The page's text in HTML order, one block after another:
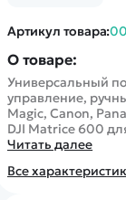
Артикул товара:
О товаре:
Универсальный
управление,
Magic, Canon,
DJI Matrice 600
Читать далее
Все
Каталог
Машинки
Танки
Оптовые
Блог